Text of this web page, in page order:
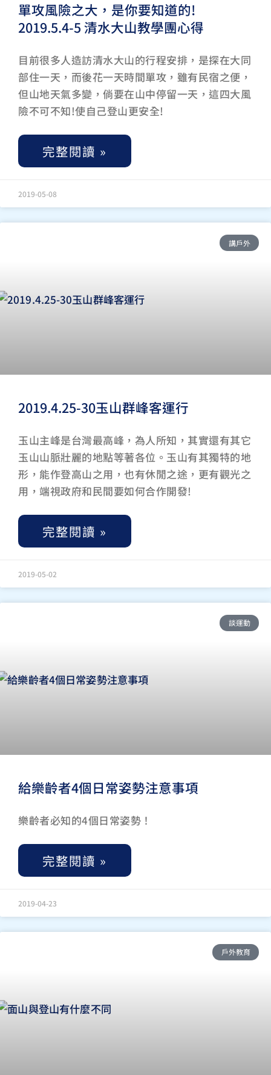
單攻風險之大，是你要知道的!
2019.5.4-5 清水大山教學團心得
目前很多人造訪清水大山的行程安排，是探在大同
部住一天，而後花一天時間單攻，雖有民宿之便，
但山地天氣多變，倘要在山中停留一天，這四大風
險不可不知!使自己登山更安全!
完整閱讀 »
2019-05-08
講戶外
2019.4.25-30玉山群峰客運行
玉山主峰是台灣最高峰，為人所知，其實還有其它
玉山山脈壯麗的地點等著各位。玉山有其獨特的地
形，能作登高山之用，也有休閒之途，更有觀光之
用，端視政府和民間要如何合作開發!
完整閱讀 »
2019-05-02
談運動
給樂齡者4個日常姿勢注意事項
樂齡者必知的4個日常姿勢！
完整閱讀 »
2019-04-23
戶外教育